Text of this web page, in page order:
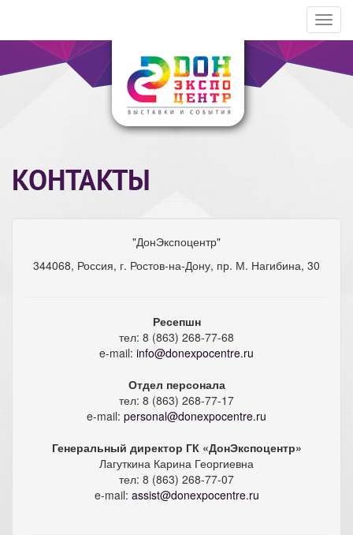
КОНТАКТЫ
"ДонЭкспоцентр"
344068, Россия, г. Ростов-на-Дону, пр. М. Нагибина, 30
Ресепшн
тел: 8 (863) 268-77-68
e-mail: info@donexpocentre.ru
Отдел персонала
тел: 8 (863) 268-77-17
e-mail: personal@donexpocentre.ru
Генеральный директор ГК «ДонЭкспоцентр»
Лагуткина Карина Георгиевна
тел: 8 (863) 268-77-07
e-mail: assist@donexpocentre.ru